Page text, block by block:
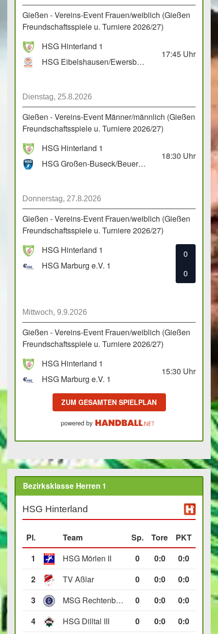
Gießen - Vereins-Event Frauen/weiblich (Gießen
Freundschaftsspiele u. Turniere 2026/27)
HSG Hinterland 1
HSG Eibelshausen/Ewersbach GbR 2
17:45 Uhr
Dienstag, 25.8.2026
Gießen - Vereins-Event Männer/männlich (Gießen
Freundschaftsspiele u. Turniere 2026/27)
HSG Hinterland 1
HSG Großen-Buseck/Beuern 1
18:30 Uhr
Donnerstag, 27.8.2026
Gießen - Vereins-Event Frauen/weiblich (Gießen
Freundschaftsspiele u. Turniere 2026/27)
HSG Hinterland 1
HSG Marburg e.V. 1
0
0
Mittwoch, 9.9.2026
Gießen - Vereins-Event Frauen/weiblich (Gießen
Freundschaftsspiele u. Turniere 2026/27)
HSG Hinterland 1
HSG Marburg e.V. 1
15:30 Uhr
ZUM GESAMTEN SPIELPLAN
powered by
Bezirksklasse Herren 1
HSG Hinterland
Pl. Team Sp. Tore
PKT
1
HSG Mörlen II 0 0:0
0:0
2
TV Aßlar 0 0:0
0:0
3
MSG Rechtenbach/Wetzlar II 0 0:0
0:0
4
HSG Dilltal III 0 0:0 0:0